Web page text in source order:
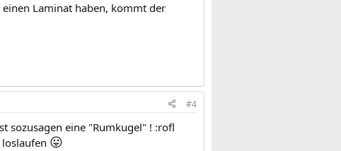
Laminat haben, kommt der
#4
sozusagen eine "Rumkugel" ! :rofl
😛